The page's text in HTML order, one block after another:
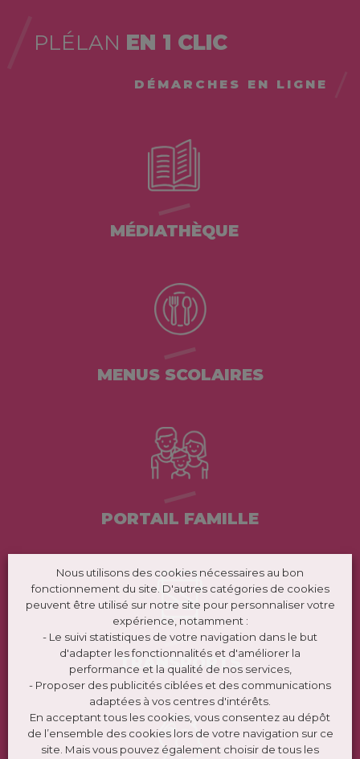
PLÉLAN EN 1 CLIC
DÉMARCHES EN LIGNE
MÉDIATHÈQUE
MENUS SCOLAIRES
PORTAIL FAMILLE
TRANSPORTS
Nous utilisons des cookies nécessaires au bon
fonctionnement du site. D'autres catégories de cookies
peuvent être utilisé sur notre site pour personnaliser votre
expérience, notamment :
- Le suivi statistiques de votre navigation dans le but
d'adapter les fonctionnalités et d'améliorer la
performance et la qualité de nos services,
- Proposer des publicités ciblées et des communications
adaptées à vos centres d'intérêts.
En acceptant tous les cookies, vous consentez au dépôt
de l’ensemble des cookies lors de votre navigation sur ce
site. Mais vous pouvez également choisir de tous les